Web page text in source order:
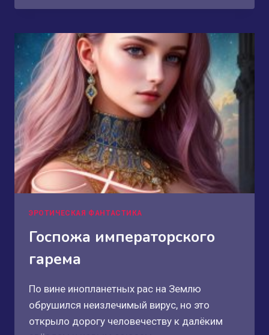
ДВУХ
ЭРОТИЧЕСКАЯ ФАНТАСТИКА
Госпожа императорского
гарема
По вине инопланетных рас на Землю
обрушился неизлечимый вирус, но это
открыло дорогу человечеству к далёким